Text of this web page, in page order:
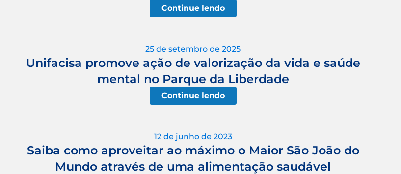
Continue lendo
25 de setembro de 2025
Unifacisa promove ação de valorização da vida e saúde
mental no Parque da Liberdade
Continue lendo
12 de junho de 2023
Saiba como aproveitar ao máximo o Maior São João do
Mundo através de uma alimentação saudável